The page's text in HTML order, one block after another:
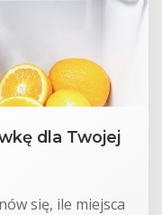
dla Twojej
się, ile miejsca